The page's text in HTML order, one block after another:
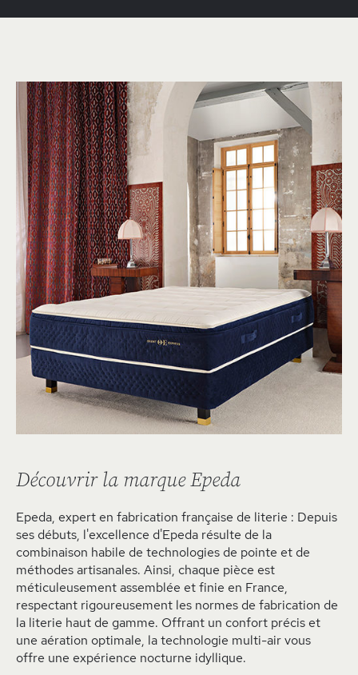
Découvrir la marque Epeda
Epeda, expert en fabrication française de literie : Depuis
ses débuts, l'excellence d'Epeda résulte de la
combinaison habile de technologies de pointe et de
méthodes artisanales. Ainsi, chaque pièce est
méticuleusement assemblée et finie en France,
respectant rigoureusement les normes de fabrication de
la literie haut de gamme. Offrant un confort précis et
une aération optimale, la technologie multi-air vous
offre une expérience nocturne idyllique.